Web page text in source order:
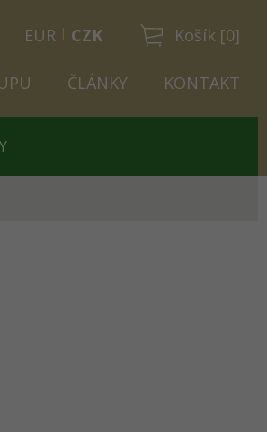
Košík [0]
EUR CZK
ČLÁNKY KONTAKT